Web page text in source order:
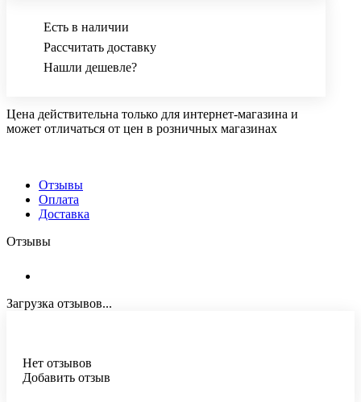
Есть в наличии
Рассчитать доставку
Нашли дешевле?
Цена действительна только для интернет-магазина и
может отличаться от цен в розничных магазинах
Отзывы
Оплата
Доставка
Отзывы
Загрузка отзывов...
Нет отзывов
Добавить отзыв